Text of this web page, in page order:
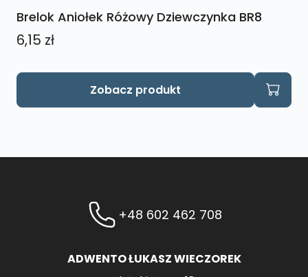
Brelok Aniołek Różowy Dziewczynka BR8
6,15 zł
Zobacz produkt
+48 602 462 708
ADWENTO ŁUKASZ WIECZOREK